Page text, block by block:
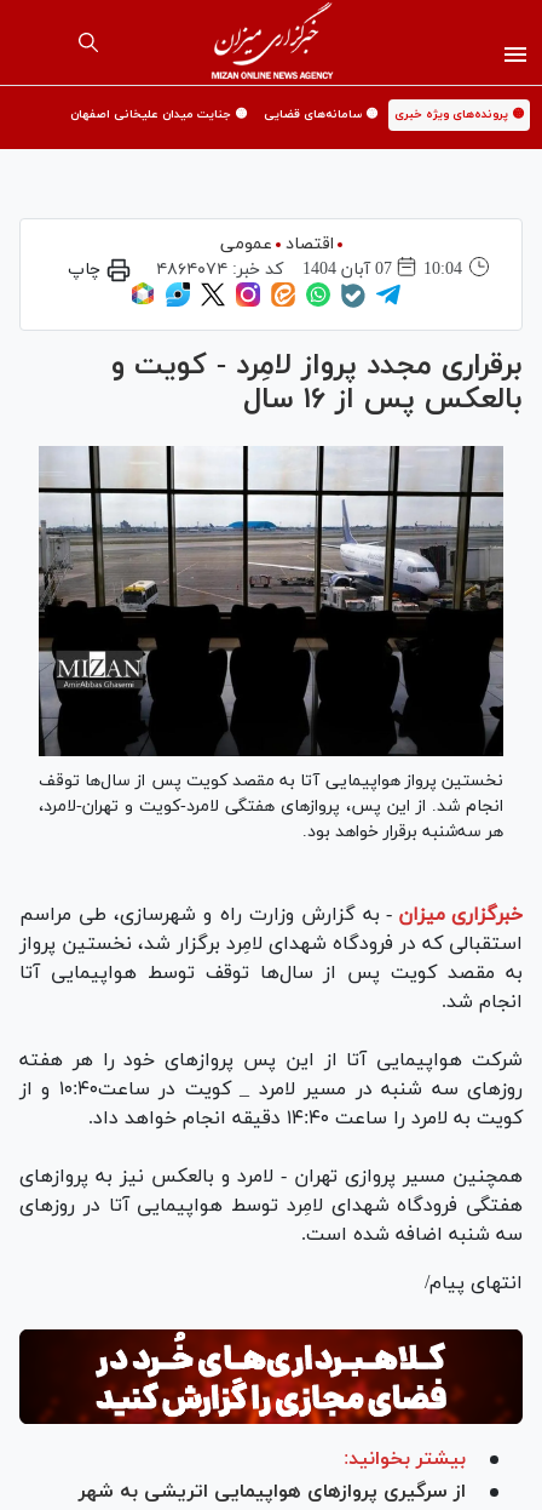
🟡 پرونده‌های ویژه خبری 🟡 سامانه‌های قضایی 🟡 جنایت میدان علیخانی اصفهان
اقتصاد
عمومی
10:04
07 آبان 1404 کد خبر: ۴۸۶۴۰۷۴ چاپ
برقراری مجدد پرواز لامِرد - کویت و
بالعکس پس از ۱۶ سال
نخستین پرواز هواپیمایی آتا به مقصد کویت پس از سال‌ها توقف
انجام شد. از این پس، پرواز‌های هفتگی لامرد-کویت و تهران-لامرد،
هر سه‌شنبه برقرار خواهد بود.
خبرگزاری میزان - به گزارش وزارت راه و شهرسازی، طی مراسم
استقبالی که در فرودگاه شهدای لامِرد برگزار شد، نخستین پرواز
به مقصد کویت پس از سال‌ها توقف توسط هواپیمایی آتا
انجام شد.
شرکت هواپیمایی آتا از این پس پرواز‌های خود را هر هفته
روز‌های سه شنبه در مسیر لامرد _ کویت در ساعت۱۰:۴۰ و از
کویت به لامرد را ساعت ۱۴:۴۰ دقیقه انجام خواهد داد.
همچنین مسیر پروازی تهران - لامرد و بالعکس نیز به پرواز‌های
هفتگی فرودگاه شهدای لامِرد توسط هواپیمایی آتا در روز‌های
سه شنبه اضافه شده است.
انتهای پیام/
بیشتر بخوانید:
از سرگیری پرواز‌های هواپیمایی اتریشی به شهر